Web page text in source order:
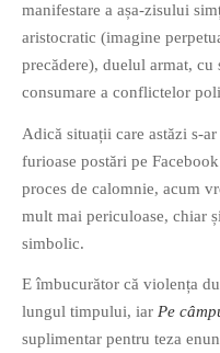
RASFOIESTE
Ce fac?
Clasicul „Despre mine…”
Contact
Descarca povestirea Floare
manifestare a așa-zisului
aristocratic (imagine
precădere), duelul armat, cu
consumare a conflictelor
Adică situații care astăzi s-
furioase postări pe
proces de calomnie, acum
mult mai periculoase, chiar
simbolic.
E îmbucurător că violența
lungul timpului, iar Pe
suplimentar pentru teza